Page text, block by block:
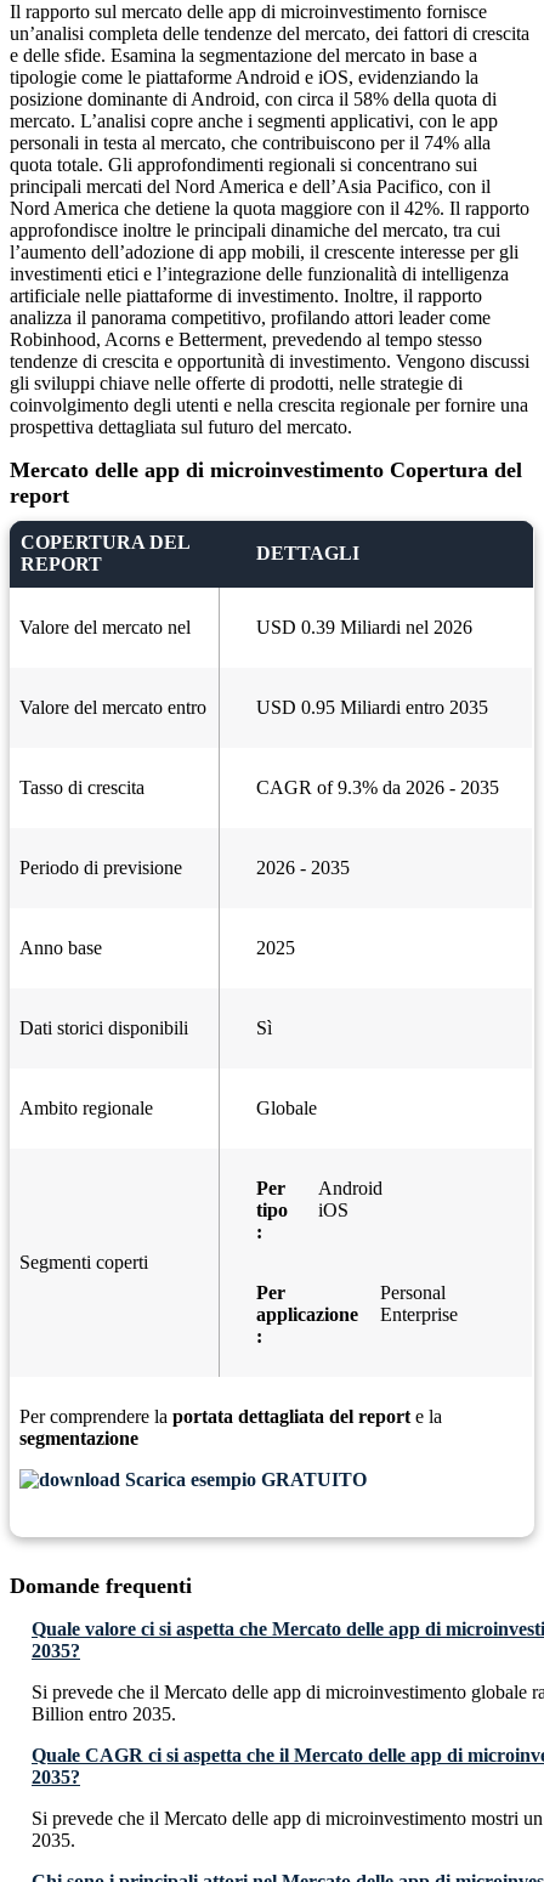
Il rapporto sul mercato delle app di microinvestimento fornisce
un’analisi completa delle tendenze del mercato, dei fattori di crescita
e delle sfide. Esamina la segmentazione del mercato in base a
tipologie come le piattaforme Android e iOS, evidenziando la
posizione dominante di Android, con circa il 58% della quota di
mercato. L’analisi copre anche i segmenti applicativi, con le app
personali in testa al mercato, che contribuiscono per il 74% alla
quota totale. Gli approfondimenti regionali si concentrano sui
principali mercati del Nord America e dell’Asia Pacifico, con il
Nord America che detiene la quota maggiore con il 42%. Il rapporto
approfondisce inoltre le principali dinamiche del mercato, tra cui
l’aumento dell’adozione di app mobili, il crescente interesse per gli
investimenti etici e l’integrazione delle funzionalità di intelligenza
artificiale nelle piattaforme di investimento. Inoltre, il rapporto
analizza il panorama competitivo, profilando attori leader come
Robinhood, Acorns e Betterment, prevedendo al tempo stesso
tendenze di crescita e opportunità di investimento. Vengono discussi
gli sviluppi chiave nelle offerte di prodotti, nelle strategie di
coinvolgimento degli utenti e nella crescita regionale per fornire una
prospettiva dettagliata sul futuro del mercato.
Mercato delle app di microinvestimento Copertura del
report
COPERTURA DEL
REPORT
DETTAGLI
Valore del mercato nel USD 0.39 Miliardi nel 2026
Valore del mercato entro USD 0.95 Miliardi entro 2035
Tasso di crescita CAGR of 9.3% da 2026 - 2035
Periodo di previsione 2026 - 2035
Anno base 2025
Dati storici disponibili Sì
Ambito regionale Globale
Segmenti coperti
Per
tipo
:
Android
iOS
Per
applicazione
:
Personal
Enterprise
Per comprendere la portata dettagliata del report e la
segmentazione
Scarica esempio GRATUITO
Domande frequenti
Quale valore ci si aspetta che Mercato delle app di
2035?
Si prevede che il Mercato delle app di microinvestimento globale
Billion entro 2035.
Quale CAGR ci si aspetta che il Mercato delle app di
2035?
Si prevede che il Mercato delle app di microinvestimento mostri
2035.